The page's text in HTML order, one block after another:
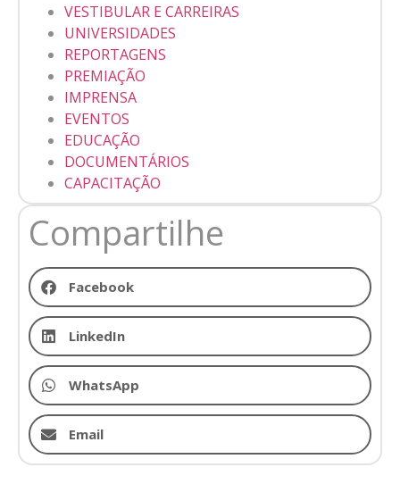
VESTIBULAR E CARREIRAS
UNIVERSIDADES
REPORTAGENS
PREMIAÇÃO
IMPRENSA
EVENTOS
EDUCAÇÃO
DOCUMENTÁRIOS
CAPACITAÇÃO
Compartilhe
Facebook
LinkedIn
WhatsApp
Email